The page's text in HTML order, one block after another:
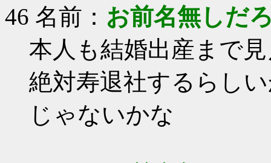
46 名前： お前名無しだ
本人も結婚出産まで
絶対寿退社するらし
じゃないかな